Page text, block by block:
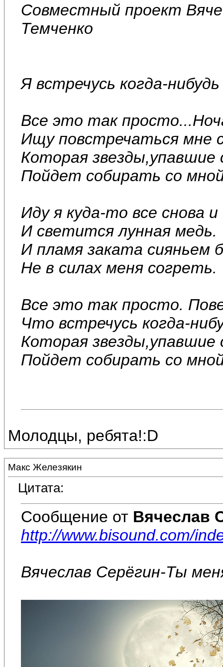
Совместный проект
Темченко
Я встречусь когда-
Все это так
Ищу повстречаться мне
Которая звезды,упавшие
Пойдет собирать со
Иду я куда-то все снова и
И светится лунная медь.
И пламя заката сияньем
Не в силах меня согреть.
Все это так просто.
Что встречусь когда-
Которая звезды,упавшие
Пойдет собирать со
Молодцы, ребята!:D
Макс Железякин
Цитата:
Сообщение от Вячеслав
http://www.bisound.com/
Вячеслав Серёгин-Ты